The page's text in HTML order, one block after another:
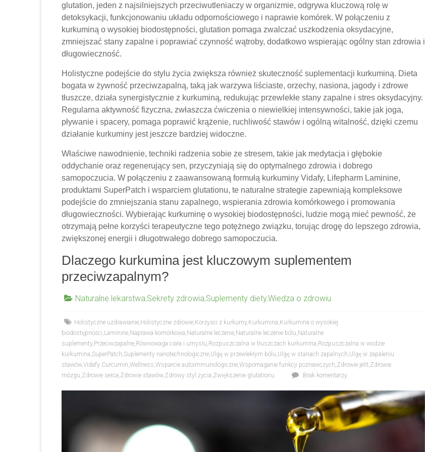
glutation, jeden z najsilniejszych przeciwutleniaczy w organizmie, odgrywa kluczową rolę w
detoksykacji, funkcjonowaniu układu odpornościowego i naprawie komórek. W połączeniu z
kurkuminą o wysokiej biodostępności, glutation pomaga zwalczać uszkodzenia oksydacyjne,
zmniejszać stany zapalne i poprawiać czynność wątroby, dodatkowo wspierając ogólny stan zdrowia i
długowieczność.
Holistyczne podejście do stylu życia zwiększa również skuteczność suplementacji kurkuminą. Dieta
bogata w żywność przeciwzapalną, taką jak warzywa liściaste, orzechy, nasiona, jagody i zdrowe
tłuszcze, działa synergistycznie z kurkuminą, redukując przewlekłe stany zapalne i stres oksydacyjny.
Regularna aktywność fizyczna, zwłaszcza ćwiczenia o niewielkiej intensywności, takie jak joga,
pływanie i spacery, pomaga poprawić krążenie, ruchliwość stawów i ogólną witalność, dzięki czemu
działanie kurkuminy jest jeszcze bardziej widoczne.
Właściwe nawodnienie, techniki radzenia sobie ze stresem, takie jak medytacja i głębokie
oddychanie oraz regenerujący sen, przyczyniają się do optymalnego zdrowia i dobrego
samopoczucia. W połączeniu z zaawansowaną formułą kurkuminy Vidafy, Lifepharm Laminine,
produktami SuperPatch i wsparciem glutationu, te naturalne strategie zapewniają kompleksowe
podejście do zmniejszania stanu zapalnego, wspierania zdrowia komórkowego i promowania
długowieczności. Wybierając kurkuminę o wysokiej biodostępności, ludzie mogą mieć pewność, że
otrzymają pełne korzyści terapeutyczne tego potężnego związku, torując drogę do lepszego zdrowia,
zwiększonej energii i długotrwałego dobrego samopoczucia.
Dlaczego kurkumina jest kluczowym suplementem
przeciwzapalnym?
Naturalne lekarstwa,Sekrety zdrowia,Suplementy diety,Wiedza o zdrowiu
Holistyczne uzdrawianie, Holistyczne zdrowie, Korzyści z kurkumy, Kurkumina, Kurkumina o wysokiej
biodostępności, Laminine, Naprawa komórkowa, Naturalne leczenie, Naturalne leczenie bólu, Naturalne
suplementy, Przeciwzapalne, Równowaga ciała i umysłu, Rozpuszczalna w tłuszczach kurkumina, Rozpuszczalna w wodzie
kurkumina,SuperPatch,Suplementy nanotechnologiczne,Ulgę w przewlekłym bólu,Ulgę w stanach zapalnych,Ulgę w zapaleniu
stawów,Vidafy Curcumin,Wellness,Wsparcie autoimmunologiczne,Wspomaganie funkcji poznawczych,Zdrowie jelit,Zdrowie
mózgu,Zdrowie serca,Zdrowie stawów,Zdrowy styl życia,Zwiększenie glutationu Brak komentarzy